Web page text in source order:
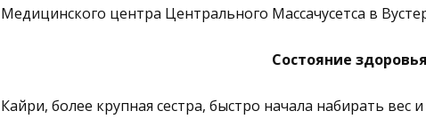
Медицинского центра Центрального Массачусетса в
Состояние здоровья
Кайри, более крупная сестра, быстро начала набирать вес